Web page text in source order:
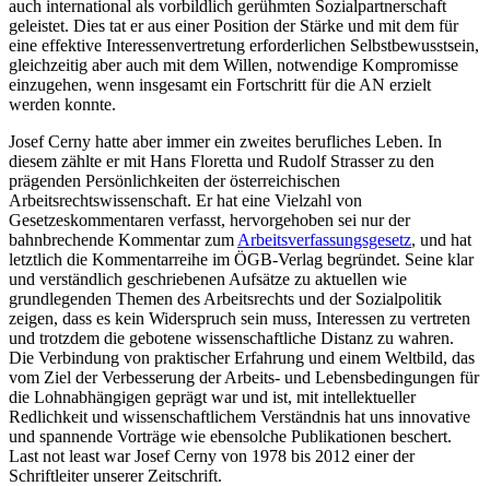
auch international als vorbildlich gerühmten Sozialpartnerschaft
geleistet. Dies tat er aus einer Position der Stärke und mit dem für
eine effektive Interessenvertretung erforderlichen Selbstbewusstsein,
gleichzeitig aber auch mit dem Willen, notwendige Kompromisse
einzugehen, wenn insgesamt ein Fortschritt für die AN erzielt
werden konnte.
Josef Cerny hatte aber immer ein zweites berufliches Leben. In
diesem zählte er mit Hans Floretta und Rudolf Strasserzu den
prägenden Persönlichkeiten der österreichischen
Arbeitsrechtswissenschaft. Er hat eine Vielzahl von
Gesetzeskommentaren verfasst, hervorgehoben sei nur der
bahnbrechende Kommentar zum Arbeitsverfassungsgesetz, und hat
letztlich die Kommentarreihe im ÖGB-Verlag begründet. Seine klar
und verständlich geschriebenen Aufsätze zu aktuellen wie
grundlegenden Themen des Arbeitsrechts und der Sozialpolitik
zeigen, dass es kein Widerspruch sein muss, Interessen zu vertreten
und trotzdem die gebotene wissenschaftliche Distanz zu wahren.
Die Verbindung von praktischer Erfahrung und einem Weltbild, das
vom Ziel der Verbesserung der Arbeits- und Lebensbedingungen für
die Lohnabhängigen geprägt war und ist, mit intellektueller
Redlichkeit und wissenschaftlichem Verständnis hat uns innovative
und spannende Vorträge wie ebensolche Publikationen beschert.
Last not least warJosef Cerny von 1978 bis 2012 einer der
Schriftleiter unserer Zeitschrift.